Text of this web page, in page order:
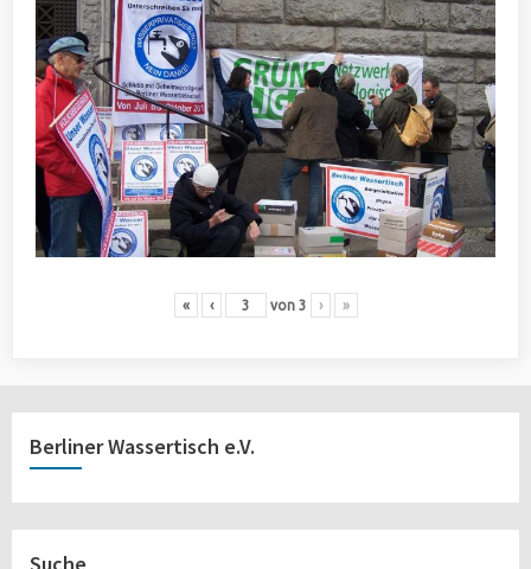
« ‹ von 3 › »
Berliner Wassertisch e.V.
Suche